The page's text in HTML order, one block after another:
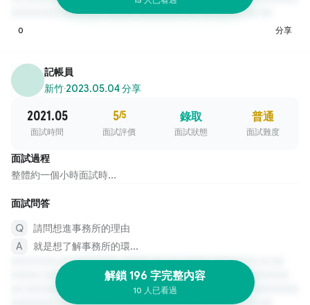
0 分享
記帳員
新竹·2023.05.04 分享
2021.05
面試時間
5/5
面試評價
錄取
面試狀態
普通
面試難度
面試過程
整體約一個小時面試時...
面試問答
請問想進事務所的理由
就是想了解事務所的環...
解鎖 196 字完整內容
10 人已看過